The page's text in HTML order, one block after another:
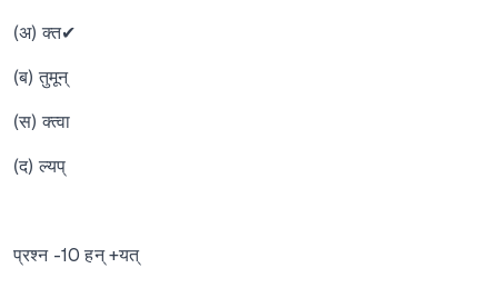
(अ) क्त✔
(ब) तुमून्
(स) क्त्वा
(द) ल्यप्
प्रश्न -10 हन् +यत्